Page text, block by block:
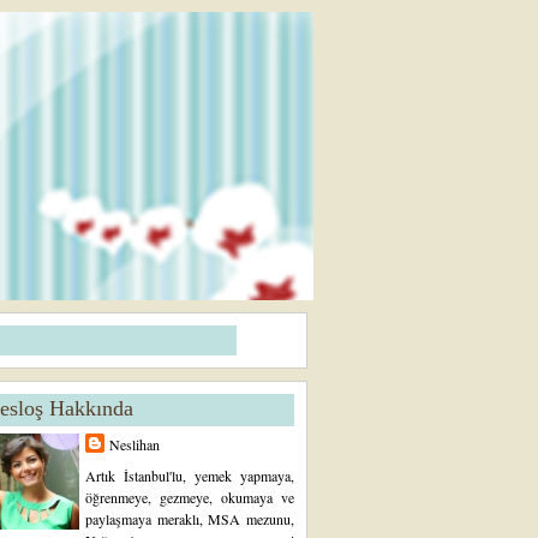
Hakkında
Neslihan
Artık İstanbul'lu, yemek yapmaya,
öğrenmeye, gezmeye, okumaya ve
paylaşmaya meraklı, MSA mezunu,